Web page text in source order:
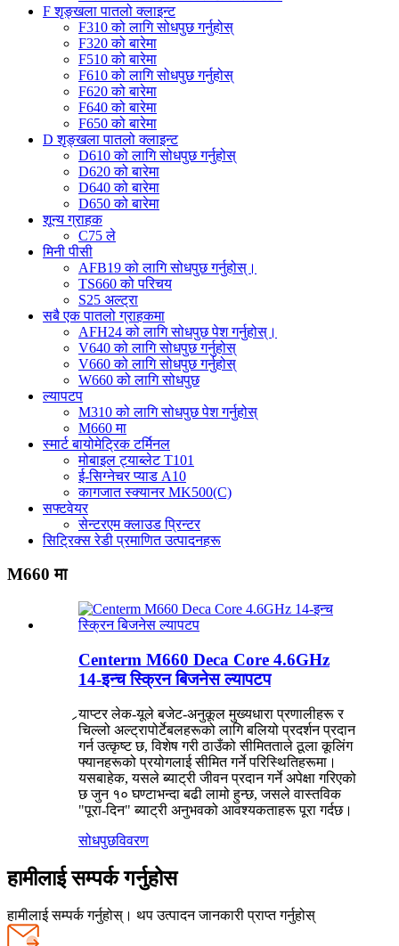
F शृङ्खला पातलो क्लाइन्ट
F310 को लागि सोधपुछ गर्नुहोस्
F320 को बारेमा
F510 को बारेमा
F610 को लागि सोधपुछ गर्नुहोस्
F620 को बारेमा
F640 को बारेमा
F650 को बारेमा
D शृङ्खला पातलो क्लाइन्ट
D610 को लागि सोधपुछ गर्नुहोस्
D620 को बारेमा
D640 को बारेमा
D650 को बारेमा
शून्य ग्राहक
C75 ले
मिनी पीसी
AFB19 को लागि सोधपुछ गर्नुहोस्।
TS660 को परिचय
S25 अल्ट्रा
सबै एक पातलो ग्राहकमा
AFH24 को लागि सोधपुछ पेश गर्नुहोस्।
V640 को लागि सोधपुछ गर्नुहोस्
V660 को लागि सोधपुछ गर्नुहोस्
W660 को लागि सोधपुछ
ल्यापटप
M310 को लागि सोधपुछ पेश गर्नुहोस्
M660 मा
स्मार्ट बायोमेट्रिक टर्मिनल
मोबाइल ट्याब्लेट T101
ई-सिग्नेचर प्याड A10
कागजात स्क्यानर MK500(C)
सफ्टवेयर
सेन्टरएम क्लाउड प्रिन्टर
सिट्रिक्स रेडी प्रमाणित उत्पादनहरू
M660 मा
Centerm M660 Deca Core 4.6GHz
14-इन्च स्क्रिन बिजनेस ल्यापटप
र्‍याप्टर लेक-यूले बजेट-अनुकूल मुख्यधारा प्रणालीहरू र
चिल्लो अल्ट्रापोर्टेबलहरूको लागि बलियो प्रदर्शन प्रदान
गर्न उत्कृष्ट छ, विशेष गरी ठाउँको सीमितताले ठूला कूलिंग
फ्यानहरूको प्रयोगलाई सीमित गर्ने परिस्थितिहरूमा।
यसबाहेक, यसले ब्याट्री जीवन प्रदान गर्ने अपेक्षा गरिएको
छ जुन १० घण्टाभन्दा बढी लामो हुन्छ, जसले वास्तविक
"पूरा-दिन" ब्याट्री अनुभवको आवश्यकताहरू पूरा गर्दछ।
सोधपुछविवरण
हामीलाई सम्पर्क गर्नुहोस
हामीलाई सम्पर्क गर्नुहोस्। थप उत्पादन जानकारी प्राप्त गर्नुहोस्